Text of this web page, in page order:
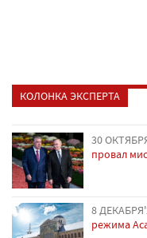
КОЛОНКА ЭКСПЕРТА
30
провал
8
режима